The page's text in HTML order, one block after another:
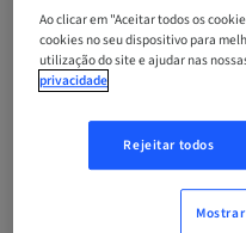
Nº do curso
Disponibilidade de lugares
1 disponível
Ao clicar em "Aceitar todos os
cookies no seu dispositivo para
utilização do site e ajudar nas
privacidade
Rejeitar todos